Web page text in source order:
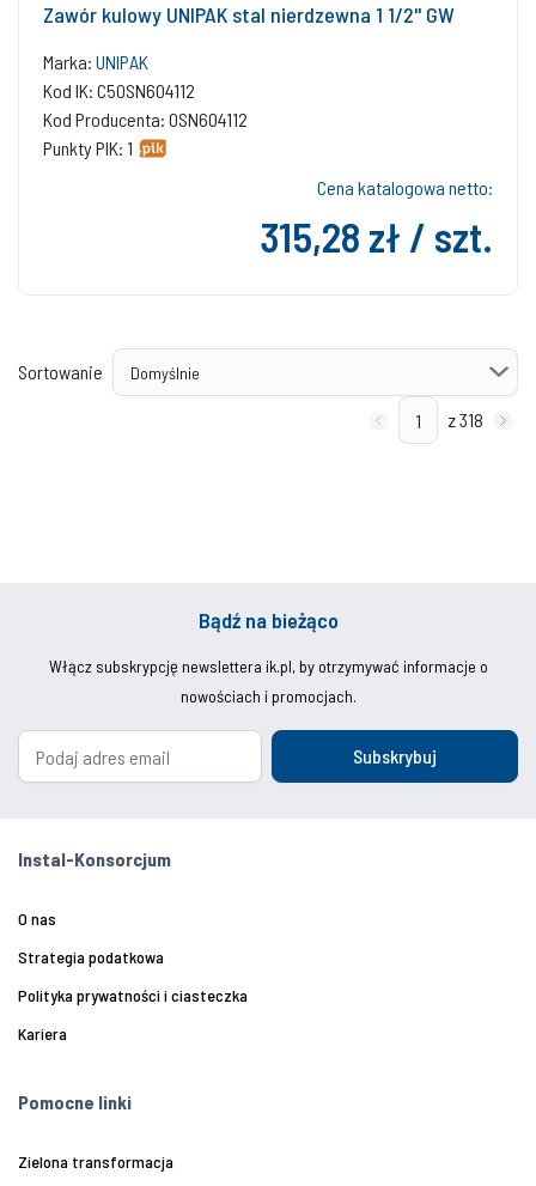
Zawór kulowy UNIPAK stal nierdzewna 1 1/2'' GW
Marka: UNIPAK
Kod IK: C50SN604112
Kod Producenta: 0SN604112
Punkty PIK: 1
Cena katalogowa netto:
315,28 zł / szt.
Sortowanie
z 318
Bądź na bieżąco
Włącz subskrypcję newslettera ik.pl, by otrzymywać informacje o
nowościach i promocjach.
Subskrybuj
Instal-Konsorcjum
O nas
Strategia podatkowa
Polityka prywatności i ciasteczka
Kariera
Pomocne linki
Zielona transformacja